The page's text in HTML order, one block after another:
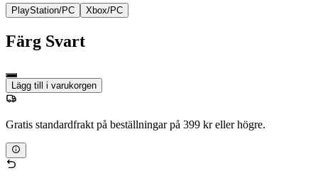
PlayStation/PC Xbox/PC
Färg Svart
Lägg till i varukorgen
Gratis standardfrakt på beställningar på 399 kr eller högre.